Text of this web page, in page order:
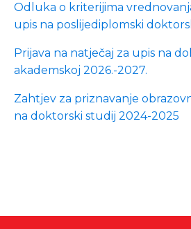
Odluka o kriterijima
upis na poslijediplomski
Prijava na natječaj za upis na
akademskoj 2026.-2027.
Zahtjev za priznavanje
na doktorski studij 2024-2025